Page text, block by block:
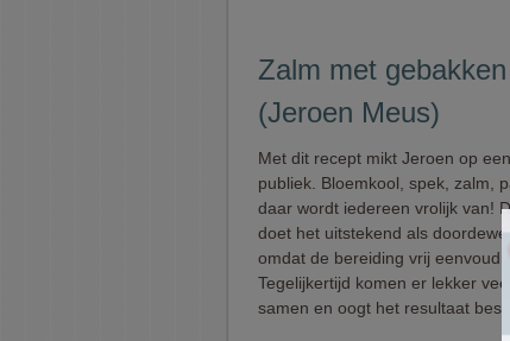
Zalm met
(Jeroen Meus)
Met dit recept mikt Jeroen op
publiek. Bloemkool, spek, zalm,
daar wordt iedereen vrolijk van!
doet het uitstekend als
omdat de bereiding vrij eenvoudig
Tegelijkertijd komen er lekker veel
samen en oogt het resultaat best